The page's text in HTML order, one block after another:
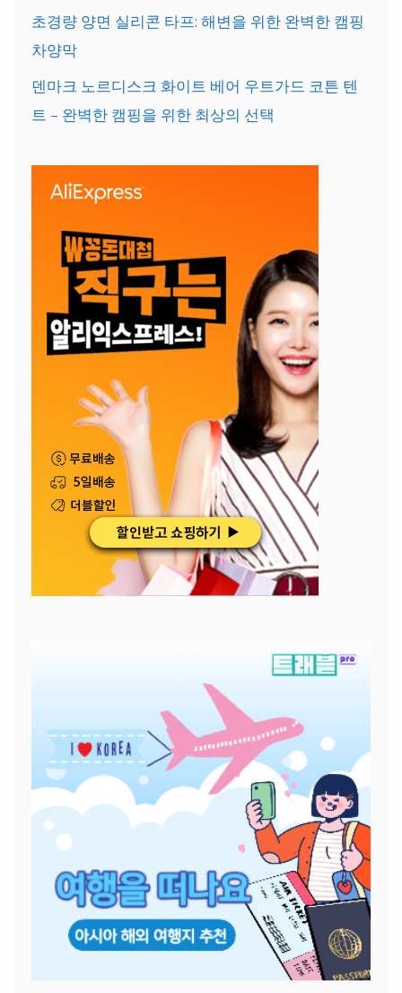
초경량 양면 실리콘 타프: 해변을 위한 완벽한 캠핑
차양막
덴마크 노르디스크 화이트 베어 우트가드 코튼 텐
트 – 완벽한 캠핑을 위한 최상의 선택